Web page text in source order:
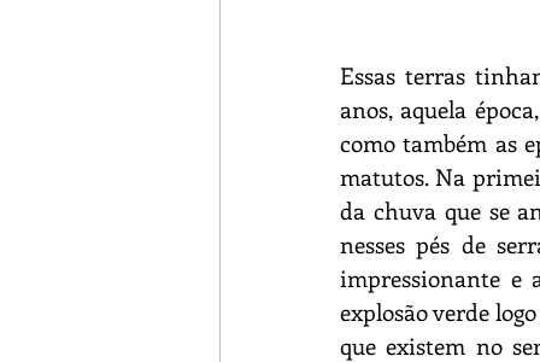
Essas terras
anos, aquela
como também as
matutos. Na
da chuva que se
nesses pés de
impressionante e
explosão verde
que existem no